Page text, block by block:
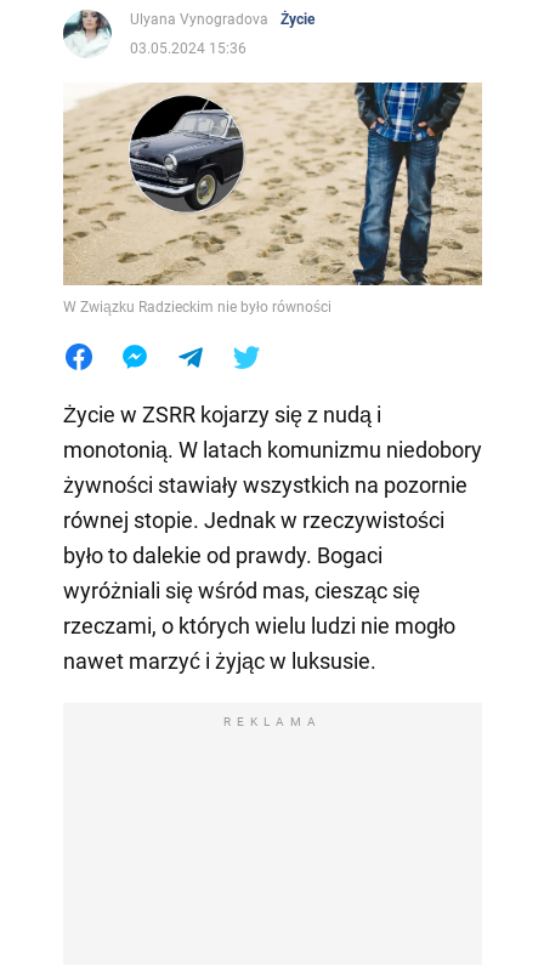
Ulyana Vynogradova
Życie
03.05.2024 15:36
W Związku Radzieckim nie było równości
Życie w ZSRR kojarzy się z nudą i
monotonią. W latach komunizmu niedobory
żywności stawiały wszystkich na pozornie
równej stopie. Jednak w rzeczywistości
było to dalekie od prawdy. Bogaci
wyróżniali się wśród mas, ciesząc się
rzeczami, o których wielu ludzi nie mogło
nawet marzyć i żyjąc w luksusie.
REKLAMA